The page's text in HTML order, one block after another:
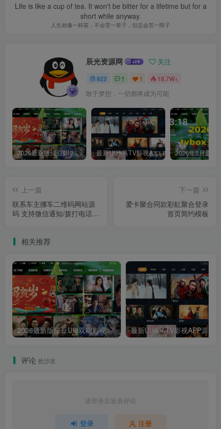
Life is like a cup of tea. It won't be bitter for a lifetime but for a
short while anyway.
人生就像一杯茶，不会苦一辈子，但总会苦一阵子
辰光资源网 关注
922 1 1 18.7W+
敢于梦想，一切都将成为可能
2026最新版绿豆UI9双端影视APP源码 最新UI神马TV影视APP源码 乐檬影视苹果CMS后台 包含前后端源码
上一篇
联系车主挪车二维码网站源
码 支持微信通知/拨打电话/
下一篇
爱卡聚合同款彩虹聚合登录
首页简约模板
相关推荐
2026最新版绿豆UI9双端影视APP源码
评论 抢沙发
请登录后发表评论
登录 注册